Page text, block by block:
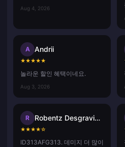
Aug 4, 2026
A Andrii
★★★★★
놀라운 할인 혜택이네요.
Aug 3, 2026
R Robentz Desgraviers
★★★★☆
ID313AFG313. 데미지 더 많이